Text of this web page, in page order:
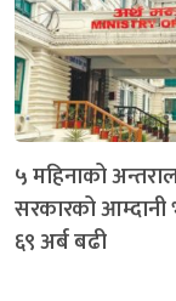
५ महिनाको
सरकारको आम्दानी
६९ अर्ब बढी